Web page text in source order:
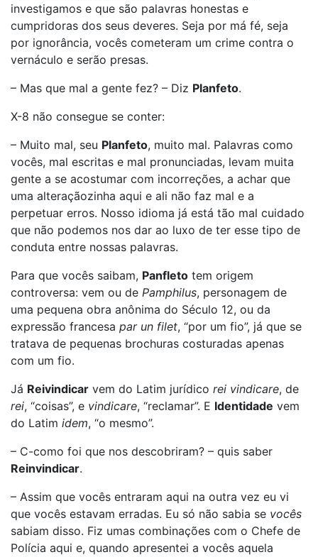
investigamos e que são palavras honestas e
cumpridoras dos seus deveres. Seja por má fé, seja
por ignorância, vocês cometeram um crime contra o
vernáculo e serão presas.
– Mas que mal a gente fez? – Diz Planfeto.
X-8 não consegue se conter:
– Muito mal, seu Planfeto, muito mal. Palavras como
vocês, mal escritas e mal pronunciadas, levam muita
gente a se acostumar com incorreções, a achar que
uma alteraçãozinha aqui e ali não faz mal e a
perpetuar erros. Nosso idioma já está tão mal cuidado
que não podemos nos dar ao luxo de ter esse tipo de
conduta entre nossas palavras.
Para que vocês saibam, Panfleto tem origem
controversa: vem ou de Pamphilus, personagem de
uma pequena obra anônima do Século 12, ou da
expressão francesa par un filet, “por um fio”, já que se
tratava de pequenas brochuras costuradas apenas
com um fio.
Já Reivindicar vem do Latim jurídico rei vindicare, de
rei, “coisas”, e vindicare, “reclamar”. E Identidade vem
do Latim idem, “o mesmo”.
– C-como foi que nos descobriram? – quis saber
Reinvindicar.
– Assim que vocês entraram aqui na outra vez eu vi
que vocês estavam erradas. Eu só não sabia se vocês
sabiam disso. Fiz umas combinações com o Chefe de
Polícia aqui e, quando apresentei a vocês aquela